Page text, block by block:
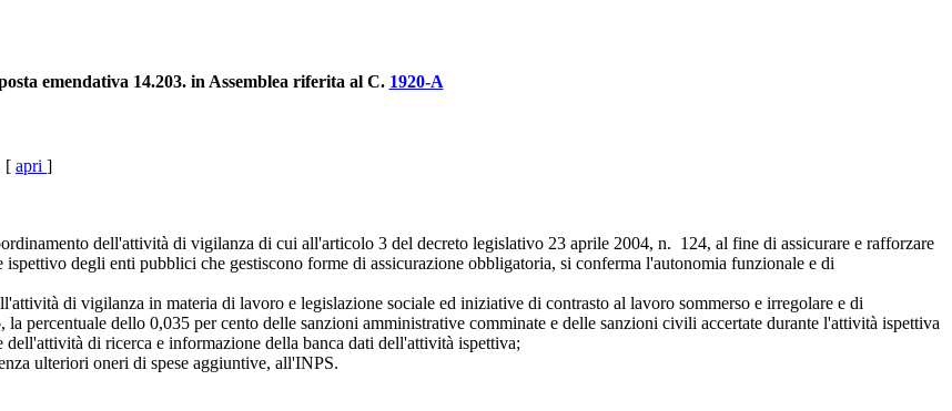
emendativa 14.203. in Assemblea riferita al C. 1920-A
[ apri ]
dell'attività di vigilanza di cui all'articolo 3 del decreto legislativo 23 aprile 2004, n. 124, al fine di assicurare e rafforzare
degli enti pubblici che gestiscono forme di assicurazione obbligatoria, si conferma l'autonomia funzionale e di
di vigilanza in materia di lavoro e legislazione sociale ed iniziative di contrasto al lavoro sommerso e irregolare e di
percentuale dello 0,035 per cento delle sanzioni amministrative comminate e delle sanzioni civili accertate durante l'attività ispettiva
di ricerca e informazione della banca dati dell'attività ispettiva;
ulteriori oneri di spese aggiuntive, all'INPS.